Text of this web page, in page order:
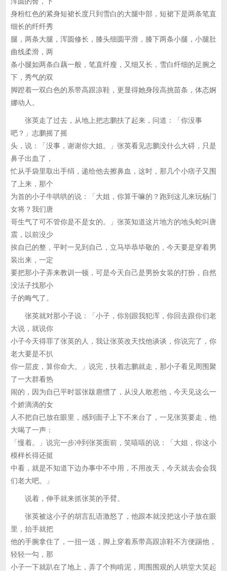
身粉红色的紧身短裙长度只到雪白的大腿中部，短裙下是两条笔直
细长的纤纤秀
腿，两条大腿，浑圆修长，膝头细圆平滑，膝下两条小腿，小腿肚
曲线柔滑，两
条小腿如两条白藕一般，笔直纤瘦，又细又长，雪白纤细的足腕之
下，秀气的双
脚蹬着一双白色的系带高跟凉鞋，更显得她身段高挑苗条，体态婀
娜动人。
张英走了过去，从地上把志鹏扶了起来，问道：「你没事
吧？」志鹏摇了摇
头，说：「没事，谢谢你大姐。」张英看见志鹏没什么大碍，只是
鼻子出血了，
忙从手袋里取出手绢，递给他去擦鼻血，这时，那几个小痞子又围
了上来，那个
为首的小子牛哄哄的说：「大姐，你算干嘛的？跑到这儿来玩杨门
女将？我们唐
哥生气了可不管你是不是女的。」张英知道这片地方的地头蛇叫唐
震，以前没少
挨自已的整，平时一见到自己，立马毕恭毕敬的，今天要是穿着男
装出来，一定
要把那小子弄来教训一顿，可是今天自己是男扮女装的打扮，自然
没法子找那小
子的晦气了。
张英就对那小子说：「小子，你别跟我犯浑，你回去跟你们老
大说，就说你
小子今天得罪了张英的人，我让张英改天找他谈谈，你说完了，你
老大要是不扒
你一层皮，算你命大。」说完，扶着志鹏就走，那小子看见周围聚
了一大群看热
闹的，因为自已平时嚣张跋扈惯了，从没人敢惹他，今天见这么一
个娇滴滴的女
人不把自已放在眼里，感到面子上下不来台了，一见张英要走，他
大喝了一声：
「慢着。」说完一步冲到张英面前，笑嘻嘻的说：「大姐，你这小
模样长得还挺
中看，就是不知道下边办事中不中用，不用改天，今天就去会会我
们老大吧。」
说着，伸手就来抓张英的手臂。
张英被这小子的胡言乱语激怒了，他跟本就没把这小子放在眼
里，抬手就把
他的手腕拿住了，一扭一送，脚上穿着系带高跟凉鞋不方便踢他，
轻轻一勾，那
小子一下就趴在了地上，弄了个狗啃泥，周围围观的人哄堂大笑起